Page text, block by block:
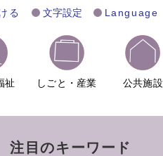
る 文字設定 Language
祉 しごと・産業 公共施設
注目のキーワード